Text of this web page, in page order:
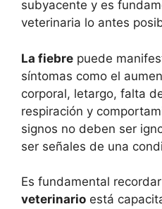
subyacente y es
veterinaria lo antes
La fiebre puede
síntomas como el
corporal, letargo, falta
respiración y
signos no deben ser
ser señales de una
Es fundamental
veterinario está